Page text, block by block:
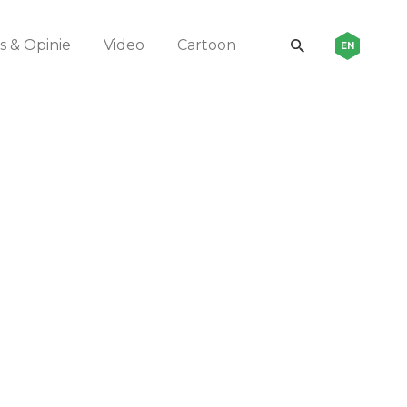
& Opinie Video Cartoon EN